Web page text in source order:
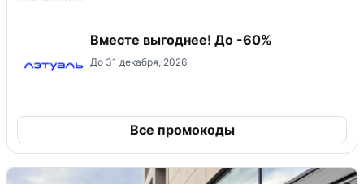
Вместе выгоднее! До -60%
До 31 декабря, 2026
Все промокоды